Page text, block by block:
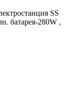
SS
батарея-280W ,